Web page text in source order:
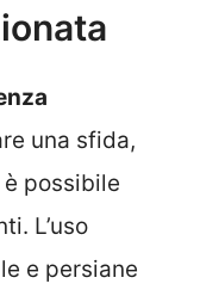
una sfida,
possibile
L’uso
e persiane